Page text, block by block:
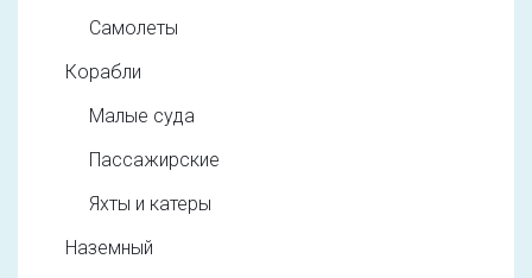
Самолеты
Корабли
Малые суда
Пассажирские
Яхты и катеры
Наземный